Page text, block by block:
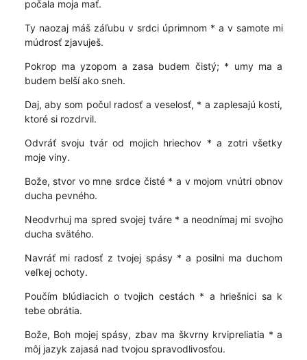
počala moja mať.
Ty naozaj máš záľubu v srdci úprimnom * a v samote mi
múdrosť zjavuješ.
Pokrop ma yzopom a zasa budem čistý; * umy ma a
budem belší ako sneh.
Daj, aby som počul radosť a veselosť, * a zaplesajú kosti,
ktoré si rozdrvil.
Odvráť svoju tvár od mojich hriechov * a zotri všetky
moje viny.
Bože, stvor vo mne srdce čisté * a v mojom vnútri obnov
ducha pevného.
Neodvrhuj ma spred svojej tváre * a neodnímaj mi svojho
ducha svätého.
Navráť mi radosť z tvojej spásy * a posilni ma duchom
veľkej ochoty.
Poučím blúdiacich o tvojich cestách * a hriešnici sa k
tebe obrátia.
Bože, Boh mojej spásy, zbav ma škvrny krvipreliatia * a
môj jazyk zajasá nad tvojou spravodlivosťou.